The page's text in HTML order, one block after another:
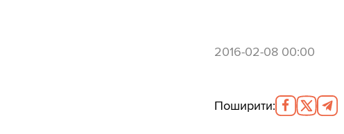
2016-02-08 00:00
Поширити: